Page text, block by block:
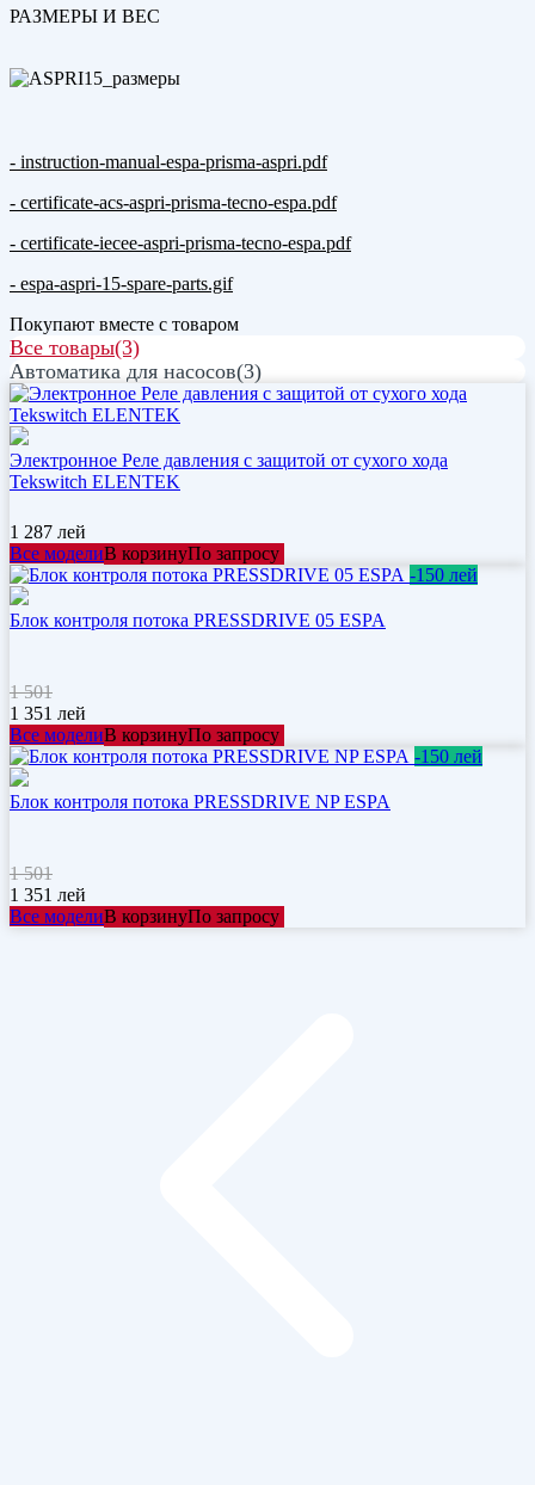
РАЗМЕРЫ И ВЕС
- instruction-manual-espa-prisma-aspri.pdf
- certificate-acs-aspri-prisma-tecno-espa.pdf
- certificate-iecee-aspri-prisma-tecno-espa.pdf
- espa-aspri-15-spare-parts.gif
Покупают вместе с товаром
Все товары(3)
Автоматика для насосов(3)
Электронное Реле давления с защитой от сухого хода
Tekswitch ELENTEK
1 287 лей
Все моделиВ корзинуПо запросу
-150 лей
Блок контроля потока PRESSDRIVE 05 ESPA
1 501
1 351 лей
Все моделиВ корзинуПо запросу
-150 лей
Блок контроля потока PRESSDRIVE NP ESPA
1 501
1 351 лей
Все моделиВ корзинуПо запросу